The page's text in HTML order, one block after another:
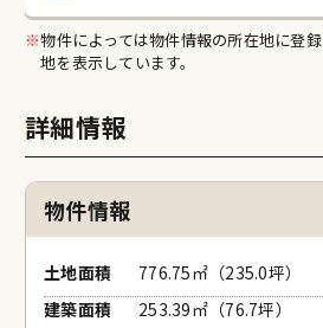
契約までの流れ
相談窓口の紹介
空き家希望者バンク
ふくい空き家情報バンク登録の流れ
市町空き家バンク
古民家ナビ
※物件によっては物件情報の所在地に登
地を表示しています。
詳細情報
物件情報
土地面積
776.75㎡（235.0坪）
建築面積
253.39㎡（76.7坪）